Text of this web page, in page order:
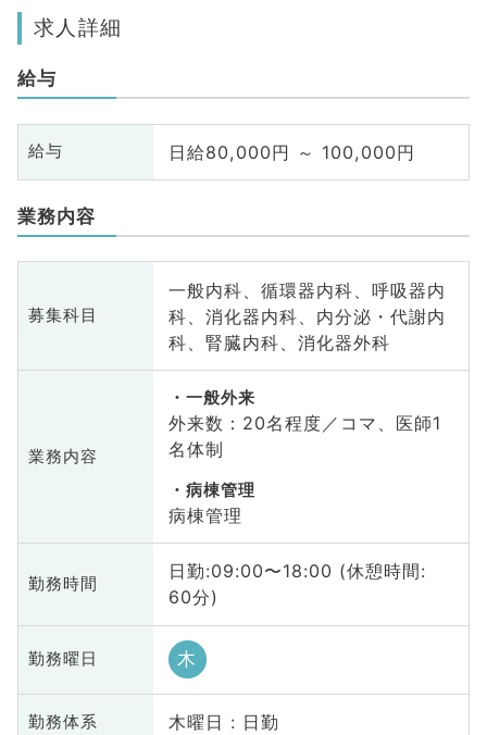
求人詳細
給与
給与 日給80,000円 ～ 100,000円
業務内容
募集科目
一般内科、循環器内科、呼吸器内
科、消化器内科、内分泌・代謝内
科、腎臓内科、消化器外科
業務内容
一般外来
外来数：20名程度／コマ、医師1
名体制
病棟管理
病棟管理
勤務時間
日勤:09:00〜18:00 (休憩時間:
60分)
勤務曜日 木
勤務体系 木曜日 : 日勤